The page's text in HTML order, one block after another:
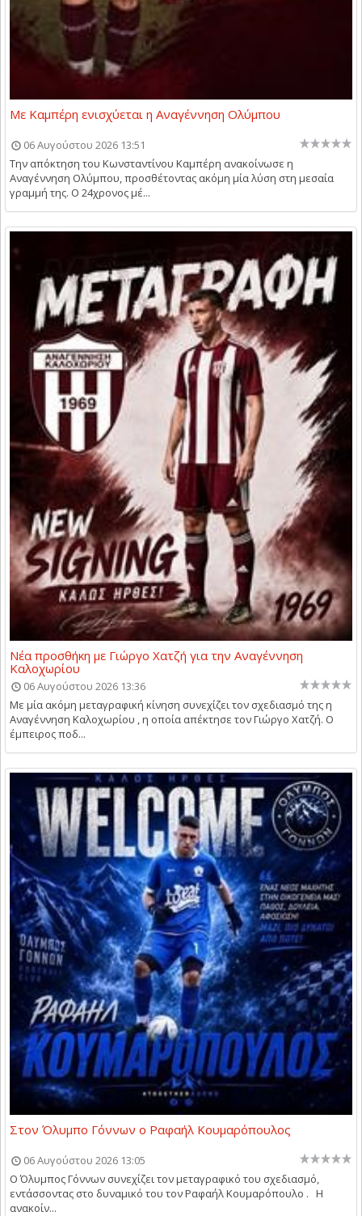
Με Καμπέρη ενισχύεται η Αναγέννηση Ολύμπου
06 Αυγούστου 2026 13:51
Την απόκτηση του Κωνσταντίνου Καμπέρη ανακοίνωσε η
Αναγέννηση Ολύμπου, προσθέτοντας ακόμη μία λύση στη μεσαία
γραμμή της. Ο 24χρονος μέ...
Νέα προσθήκη με Γιώργο Χατζή για την Αναγέννηση
Καλοχωρίου
06 Αυγούστου 2026 13:36
Με μία ακόμη μεταγραφική κίνηση συνεχίζει τον σχεδιασμό της η
Αναγέννηση Καλοχωρίου , η οποία απέκτησε τον Γιώργο Χατζή. Ο
έμπειρος ποδ...
Στον Όλυμπο Γόννων ο Ραφαήλ Κουμαρόπουλος
06 Αυγούστου 2026 13:05
Ο Όλυμπος Γόννων συνεχίζει τον μεταγραφικό του σχεδιασμό,
εντάσσοντας στο δυναμικό του τον Ραφαήλ Κουμαρόπουλο . Η
ανακοίν...